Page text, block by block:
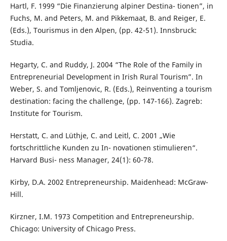
Hartl, F. 1999 “Die Finanzierung alpiner Destina- tionen”, in
Fuchs, M. and Peters, M. and Pikkemaat, B. and Reiger, E.
(Eds.), Tourismus in den Alpen, (pp. 42-51). Innsbruck:
Studia.
Hegarty, C. and Ruddy, J. 2004 “The Role of the Family in
Entrepreneurial Development in Irish Rural Tourism”. In
Weber, S. and Tomljenovic, R. (Eds.), Reinventing a tourism
destination: facing the challenge, (pp. 147-166). Zagreb:
Institute for Tourism.
Herstatt, C. and Lüthje, C. and Leitl, C. 2001 „Wie
fortschrittliche Kunden zu In- novationen stimulieren“.
Harvard Busi- ness Manager, 24(1): 60-78.
Kirby, D.A. 2002 Entrepreneurship. Maidenhead: McGraw-
Hill.
Kirzner, I.M. 1973 Competition and Entrepreneurship.
Chicago: University of Chicago Press.